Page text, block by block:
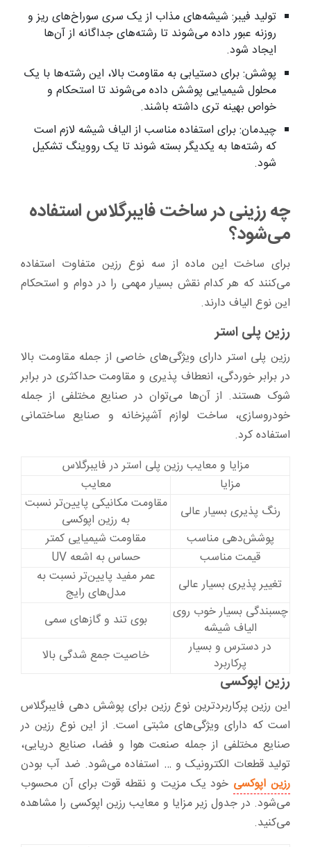
تولید فیبر: شیشه‌های مذاب از یک سری سوراخ‌های ریز و
روزنه عبور داده می‌شوند تا رشته‌های جداگانه از آن‌ها
ایجاد شود.
پوشش: برای دستیابی به مقاومت بالا، این رشته‌ها با یک
محلول شیمیایی پوشش داده می‌شوند تا استحکام و
خواص بهینه تری داشته باشند.
چیدمان: برای استفاده مناسب از الیاف شیشه لازم است
که رشته‌ها به یکدیگر بسته شوند تا یک رووینگ تشکیل
شود.
چه رزینی در ساخت فایبرگلاس استفاده
می‌شود؟
برای ساخت این ماده از سه نوع رزین متفاوت استفاده
می‌کنند که هر کدام نقش بسیار مهمی را در دوام و استحکام
این نوع الیاف دارند.
رزین پلی استر
رزین پلی استر دارای ویژگی‌های خاصی از جمله مقاومت بالا
در برابر خوردگی، انعطاف پذیری و مقاومت حداکثری در برابر
شوک هستند. از آن‌ها می‌توان در صنایع مختلفی از جمله
خودروسازی، ساخت لوازم آشپزخانه و صنایع ساختمانی
استفاده کرد.
مزایا و معایب رزین پلی استر در فایبرگلاس
مزایا
معایب
رنگ پذیری بسیار عالی
مقاومت مکانیکی پایین‌تر نسبت
به رزین اپوکسی
پوشش‌دهی مناسب
مقاومت شیمیایی کمتر
قیمت مناسب
حساس به اشعه UV
تغییر پذیری بسیار عالی
عمر مفید پایین‌تر نسبت به
مدل‌های رایج
چسبندگی بسیار خوب روی
الیاف شیشه
بوی تند و گازهای سمی
در دسترس و بسیار
پرکاربرد
خاصیت جمع شدگی بالا
رزین اپوکسی
این رزین پرکاربردترین نوع رزین برای پوشش دهی فایبرگلاس
است که دارای ویژگی‌های مثبتی است. از این نوع رزین در
صنایع مختلفی از جمله صنعت هوا و فضا، صنایع دریایی،
تولید قطعات الکترونیک و … استفاده می‌شود. ضد آب بودن
رزین اپوکسی خود یک مزیت و نقطه قوت برای آن محسوب
می‌شود. در جدول زیر مزایا و معایب رزین اپوکسی را مشاهده
می‌کنید.